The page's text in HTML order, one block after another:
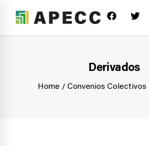
Derivados
Home Convenios Colectivos